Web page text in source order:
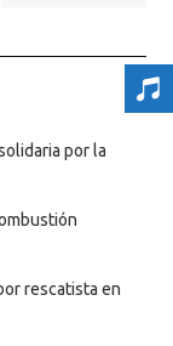
por la
rescatista en